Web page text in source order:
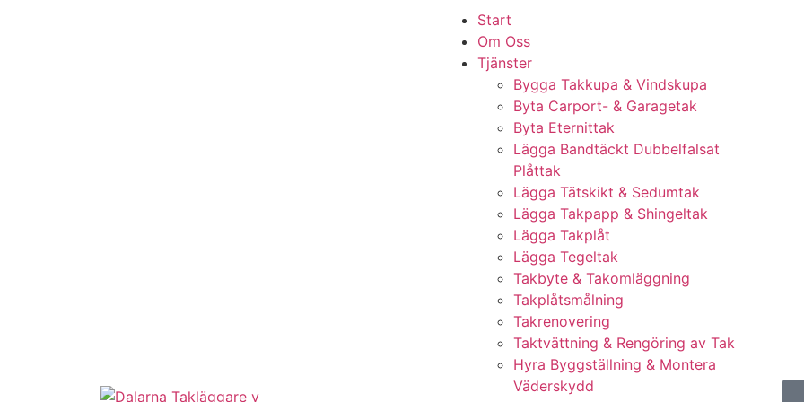
Start
Om Oss
Tjänster
Bygga Takkupa & Vindskupa
Byta Carport- & Garagetak
Byta Eternittak
Lägga Bandtäckt Dubbelfalsat
Plåttak
Lägga Tätskikt & Sedumtak
Lägga Takpapp & Shingeltak
Lägga Takplåt
Lägga Tegeltak
Takbyte & Takomläggning
Takplåtsmålning
Takrenovering
Taktvättning & Rengöring av Tak
Hyra Byggställning & Montera
Väderskydd